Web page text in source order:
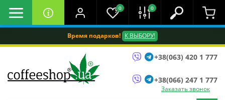
Время подарков! К ВЫБОРУ!
0 0
+38(063) 420 1 777
+38(066) 247 1 777
Заказать звонок